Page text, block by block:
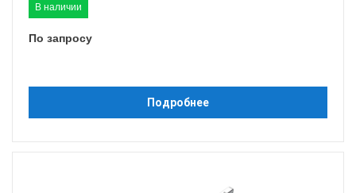
В наличии
По запросу
Подробнее